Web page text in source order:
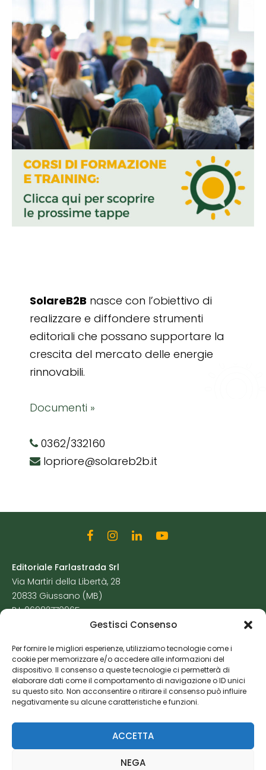
Gestisci Consenso
Per fornire le migliori esperienze, utilizziamo tecnologie come i
cookie per memorizzare e/o accedere alle informazioni del
dispositivo. Il consenso a queste tecnologie ci permetterà di
elaborare dati come il comportamento di navigazione o ID unici
su questo sito. Non acconsentire o ritirare il consenso può influire
negativamente su alcune caratteristiche e funzioni.
ACCETTA
NEGA
SolareB2B nasce con l’obiettivo di
realizzare e diffondere strumenti
editoriali che possano supportare la
crescita del mercato delle energie
rinnovabili.
Documenti »
0362/332160
lopriore@solareb2b.it
Editoriale Farlastrada Srl
Via Martiri della Libertà, 28
20833 Giussano (MB)
P.I. 06982770965
Cookie Policy
Risorse Aggiuntive